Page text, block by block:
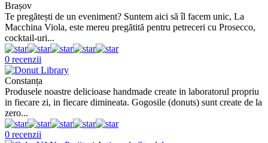
Brașov
Te pregătești de un eveniment? Suntem aici să îl facem unic, La
Macchina Viola, este mereu pregătită pentru petreceri cu Prosecco,
cocktail-uri...
0 recenzii
Constanța
Produsele noastre delicioase handmade create in laboratorul propriu
in fiecare zi, in fiecare dimineata. Gogosile (donuts) sunt create de la
zero...
0 recenzii